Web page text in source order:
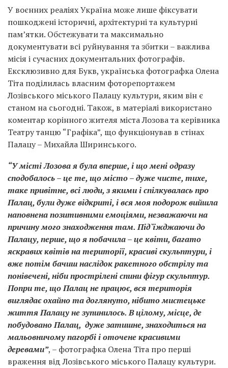
У воєнних реаліях Україна може лише фіксувати
пошкоджені історичні, архітектурні та культурні
памʼятки. Обстежувати та максимально
документувати всі руйнування та збитки – важлива
місія і сучасних документальних фотографів.
Ексклюзивно для Букв, українська фотографка Олена
Тіта поділилась власним фоторепортажем
Лозівського міського Палацу культури, яким він є
станом на сьогодні. Також, в матеріалі використано
коментар корінного жителя міста Лозова та керівника
Театру танцю “Графіка”, що функціонував в стінах
Палацу – Михайла Ширинського.
“У місті Лозова я була вперше, і що мені одразу
сподобалось – це те, що місто – дуже чисте, тихе,
таке привітне, всі люди, з якими і спілкувалась про
Палац, були дуже відкриті, і вся моя подорож вийшла
наповнена позитивними емоціями, незважаючи на
причину мого знаходження там. Під`їжджаючи до
Палацу, перше, що я побачила – це квіти, багато
яскравих квітів на території, красиві скульптури, і
вже потім бачиш наслідок ракетного обстрілу та
понівечені, ніби прострілені спини фігур скульптур.
Попри те, що Палац не працює, вся територія
виглядає охайно та доглянуто, нібито мистецьке
життя Палацу не зупинилось. В цілому, місце, де
побудовано Палац, дуже затишне, знаходиться на
мальовничому пагорбі і оточене красивими
деревами”, – фотографка Олена Тіта про перші
враження від Лозівського міського Палацу культури.